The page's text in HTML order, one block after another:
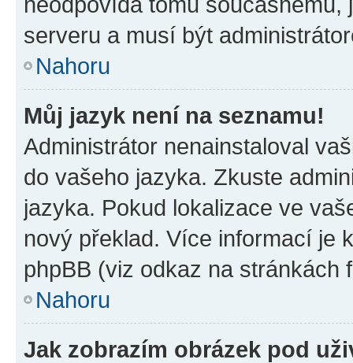
serveru a musí být
Nahoru
Můj jazyk není na seznamu!
Administrátor nenainstaloval
do vašeho jazyka. Zkuste
jazyka. Pokud lokalizace ve
nový překlad. Více informací je
phpBB (viz odkaz na stránkách
Nahoru
Jak zobrazím obrázek pod